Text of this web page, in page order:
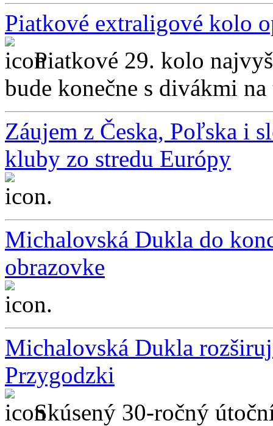
Piatkové extraligové kolo
Piatkové 29. kolo
bude konečne s divákmi
Záujem z Česka, Poľska i
kluby zo stredu Európy
...
Michalovská Dukla do
obrazovke
...
Michalovská Dukla
Przygodzki
Skúsený 30-ročný